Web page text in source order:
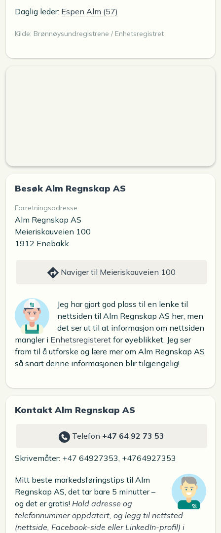
Daglig leder: Espen Alm (57)
Kilde: Brønnøysundregistrene / Enhetsregistret
Besøk Alm Regnskap AS
Forretningsadresse
Alm Regnskap AS
Meieriskauveien 100
1912 Enebakk
Naviger til Meieriskauveien 100
Jeg har gjort god plass til en lenke til
nettsiden til Alm Regnskap AS her, men
det ser ut til at informasjon om nettsiden
mangler i Enhetsregisteret for øyeblikket. Jeg ser
fram til å utforske og lære mer om Alm Regnskap AS
så snart denne informasjonen blir tilgjengelig!
Kontakt Alm Regnskap AS
Telefon +47 64 92 73 53
Skrivemåter: +47 64927353, +4764927353
Mitt beste markedsføringstips til Alm
Regnskap AS, det tar bare 5 minutter –
og det er gratis! Hold adresse og
telefonnummer oppdatert, og legg til nettsted
(nettside, Facebook-side eller LinkedIn-profil) i